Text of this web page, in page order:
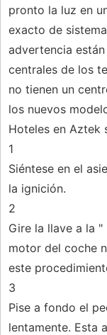
pronto la luz en
exacto de
advertencia
centrales de los
no tienen un
los nuevos
Hoteles en Aztek
1
Siéntese en el
la ignición.
2
Gire la llave a la "
motor del coche
este
3
Pise a fondo el
lentamente. Esta